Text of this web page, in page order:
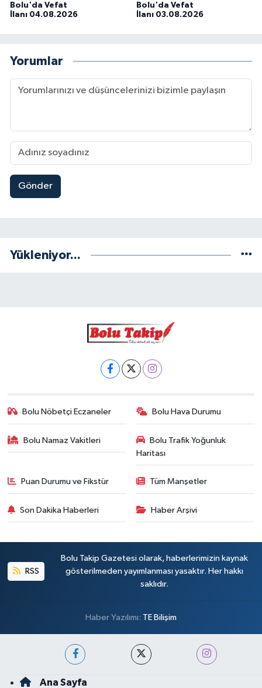
Bolu'da Vefat
İlanı 04.08.2026
Bolu'da Vefat
İlanı 03.08.2026
Yorumlar
Gönder
Yükleniyor...
Bolu Nöbetçi Eczaneler Bolu Hava Durumu
Bolu Namaz Vakitleri
Bolu Trafik Yoğunluk
Haritası
Puan Durumu ve Fikstür Tüm Manşetler
Son Dakika Haberleri Haber Arşivi
RSS
Bolu Takip Gazetesi olarak, haberlerimizin kaynak
gösterilmeden yayımlanması yasaktır. Her hakkı
saklıdır.
Haber Yazılımı: TE Bilişim
Ana Sayfa